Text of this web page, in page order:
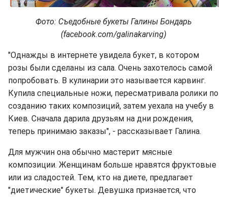
Фото: Съедобные букеты Галины Бондарь
(facebook.com/galinakarving)
"Однажды в интернете увидела букет, в котором
розы были сделаны из сала. Очень захотелось самой
попробовать. В кулинарии это называется карвинг.
Купила специальные ножи, пересматривала ролики по
созданию таких композиций, затем уехала на учебу в
Киев. Сначала дарила друзьям на дни рождения,
теперь принимаю заказы", - рассказывает Галина.
Для мужчин она обычно мастерит мясные
композиции. Женщинам больше нравятся фруктовые
или из сладостей. Тем, кто на диете, предлагает
"диетические" букеты. Девушка признается, что